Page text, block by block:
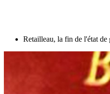
Retailleau, la fin de l'état de